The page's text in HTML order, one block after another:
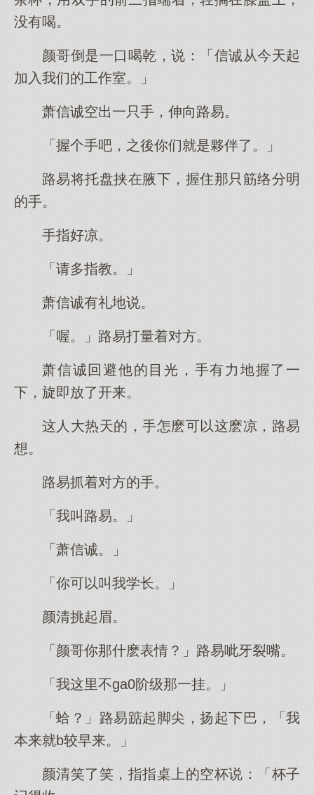
没有喝。
颜哥倒是一口喝乾，说：「信诚从今天起
加入我们的工作室。」
萧信诚空出一只手，伸向路易。
「握个手吧，之後你们就是夥伴了。」
路易将托盘挟在腋下，握住那只筋络分明
的手。
手指好凉。
「请多指教。」
萧信诚有礼地说。
「喔。」路易打量着对方。
萧信诚回避他的目光，手有力地握了一
下，旋即放了开来。
这人大热天的，手怎麽可以这麽凉，路易
想。
路易抓着对方的手。
「我叫路易。」
「萧信诚。」
「你可以叫我学长。」
颜清挑起眉。
「颜哥你那什麽表情？」路易呲牙裂嘴。
「我这里不ga0阶级那一挂。」
「蛤？」路易踮起脚尖，扬起下巴，「我
本来就b较早来。」
颜清笑了笑，指指桌上的空杯说：「杯子